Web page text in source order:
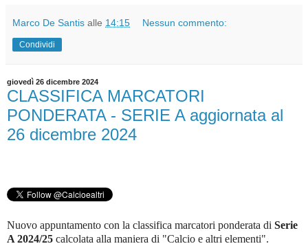
Marco De Santis alle 14:15 Nessun commento:
Condividi
giovedì 26 dicembre 2024
CLASSIFICA MARCATORI
PONDERATA - SERIE A aggiornata al
26 dicembre 2024
Nuovo appuntamento con la classifica marcatori ponderata di Serie
A 2024/25 calcolata alla maniera di "Calcio e altri elementi".